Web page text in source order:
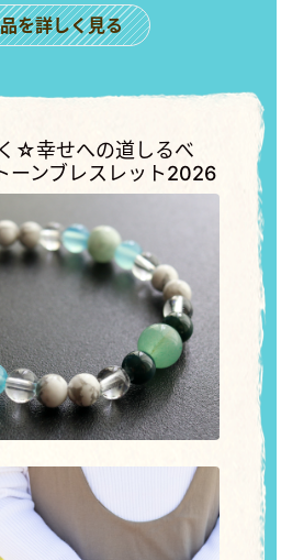
を詳しく見る
☆幸せへの道しるべ
ーンブレスレット2026